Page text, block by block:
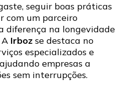
seguir boas práticas
com um parceiro
diferença na longevidade
Irboz se destaca no
especializados e
empresas a
sem interrupções.